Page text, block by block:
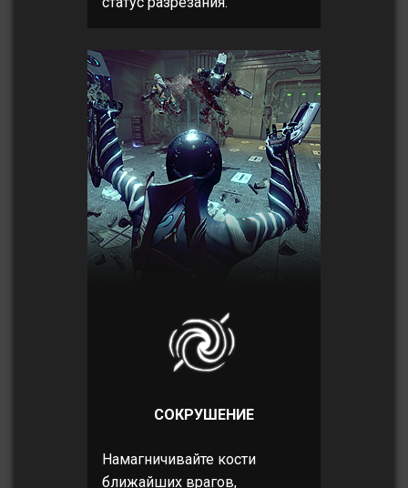
СОКРУШЕНИЕ
Намагничивайте кости
ближайших врагов,